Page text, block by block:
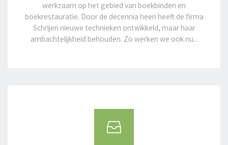
werkzaam op het gebied van boekbinden en
boekrestauratie. Door de decennia heen heeft de firma
Schrijen nieuwe technieken ontwikkeld, maar haar
ambachtelijkheid behouden. Zo werken we ook nu...